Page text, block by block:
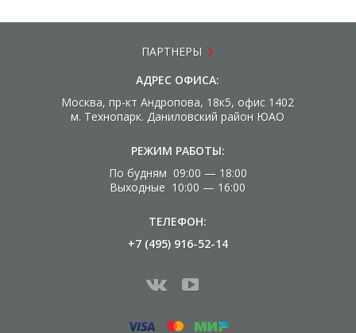
ПАРТНЕРЫ
АДРЕС ОФИСА:
Москва, пр-кт Андропова, 18к5, офис 1402
м. Технопарк. Даниловский район ЮАО
РЕЖИМ РАБОТЫ:
По будням 09:00 — 18:00
Выходные 10:00 — 16:00
ТЕЛЕФОН:
+7 (495) 916-52-14